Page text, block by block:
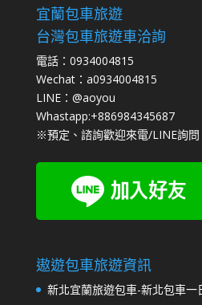
宜蘭包車旅遊
台灣包車旅遊車洽詢
電話：0934004815
Wechat：a0934004815
LINE：@aoyou
Whastapp:+886984345687
※預定、諮詢歡迎來電/LINE詢問
遨遊包車旅遊資訊
新北宜蘭旅遊包車-新北包車一